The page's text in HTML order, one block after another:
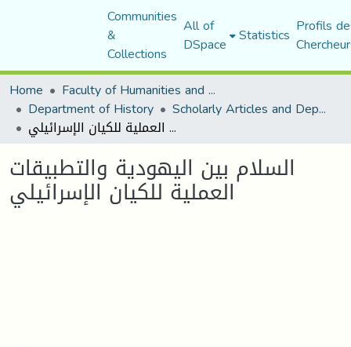
Communities
&
Collections
All of
DSpace Statistics Profils
Home
Faculty of Humanities and Social Sciences
Department of History Scholarly Articles and Department Publications
السلام بين اليهودية والتطبيقات العملية للكيان الإسرائيلي
السلام بين اليهودية والتطبيقات
العملية للكيان الإسرائيلي